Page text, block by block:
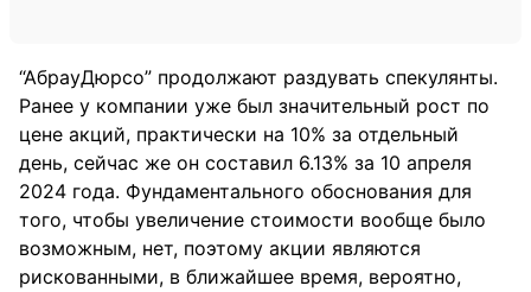
“АбрауДюрсо” продолжают раздувать спекулянты.
Ранее у компании уже был значительный рост по
цене акций, практически на 10% за отдельный
день, сейчас же он составил 6.13% за 10 апреля
2024 года. Фундаментального обоснования для
того, чтобы увеличение стоимости вообще было
возможным, нет, поэтому акции являются
рискованными, в ближайшее время, вероятно,